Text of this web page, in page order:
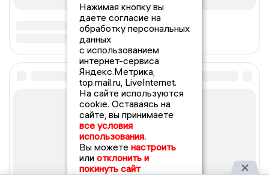
Нажимая кнопку вы
даете согласие на
обработку персональных
данных
с использованием
интернет-сервиса
Яндекс.Метрика,
top.mail.ru, LiveInternet.
На сайте используются
cookie. Оставаясь на
сайте, вы принимаете
все условия
использования.
Вы можете настроить
или отклонить и
покинуть сайт